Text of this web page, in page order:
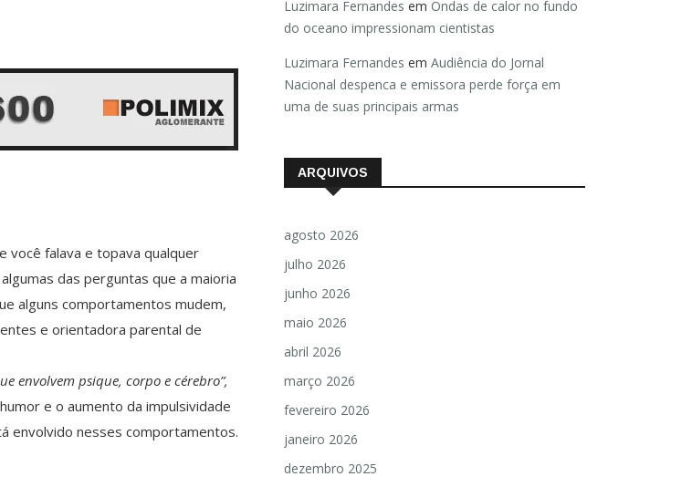
você falava e topava qualquer
das perguntas que a maioria
alguns comportamentos mudem,
e orientadora parental de
envolvem psique, corpo e cérebro”,
e o aumento da impulsividade
envolvido nesses comportamentos.
Luzimara Fernandes em Ondas de calor no fundo
do oceano impressionam cientistas
Luzimara Fernandes em Audiência do Jornal
Nacional despenca e emissora perde força em
uma de suas principais armas
ARQUIVOS
agosto 2026
julho 2026
junho 2026
maio 2026
abril 2026
março 2026
fevereiro 2026
janeiro 2026
dezembro 2025